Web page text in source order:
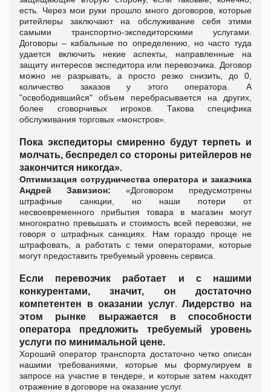
есть. Через мои руки прошло много договоров, которые
ритейлеры заключают на обслуживание себя этими
самыми транспортно-экспедиторскими услугами.
Договоры – кабальные по определению, но часто туда
удается включить некие аспекты, направленные на
защиту интересов экспедитора или перевозчика. Договор
можно не разрывать, а просто резко снизить, до 0,
количество заказов у этого оператора. А
"освободившийся" объем перебрасывается на других,
более сговорчивых игроков. Такова специфика
обслуживания торговых «монстров».
Пока экспедиторы смиренно будут терпеть и
молчать, беспредел со стороны ритейлеров не
закончится никогда».
Оптимизация сотрудничества оператора и заказчика
Андрей Завизион: «Договором предусмотрены
штрафные санкции, но наши потери от
несвоевременного прибытия товара в магазин могут
многократно превышать и стоимость всей перевозки, не
говоря о штрафных санкциях. Нам гораздо проще не
штрафовать, а работать с теми операторами, которые
могут предоставить требуемый уровень сервиса.
Если перевозчик работает и с нашими
конкурентами, значит, он достаточно
компетентен в оказании услуг. Лидерство на
этом рынке выражается в способности
оператора предложить требуемый уровень
услуги по минимальной цене.
Хороший оператор транспорта достаточно четко описан
нашими требованиями, которые мы формулируем в
запросе на участие в тендере, и которые затем находят
отражение в договоре на оказание услуг.